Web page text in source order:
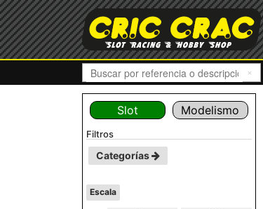
Slot Modelismo
filtros
Categorías
Escala